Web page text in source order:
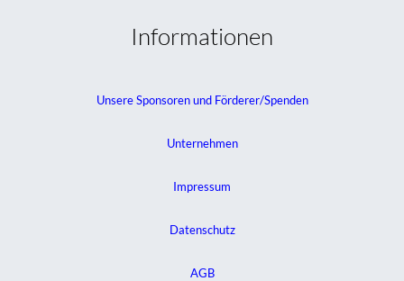
Informationen
Unsere Sponsoren und Förderer/Spenden
Unternehmen
Impressum
Datenschutz
AGB